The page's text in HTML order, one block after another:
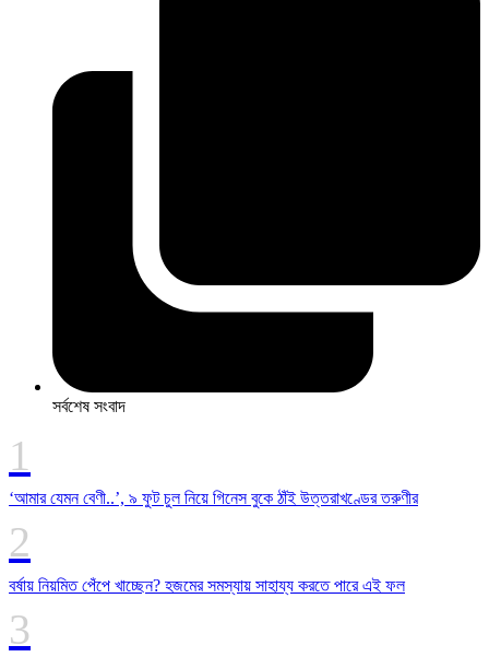
সর্বশেষ সংবাদ
‘আমার যেমন বেণী..’, ৯ ফুট চুল নিয়ে গিনেস বুকে ঠাঁই উত্তরাখণ্ডের তরুণীর
বর্ষায় নিয়মিত পেঁপে খাচ্ছেন? হজমের সমস্যায় সাহায্য করতে পারে এই ফল